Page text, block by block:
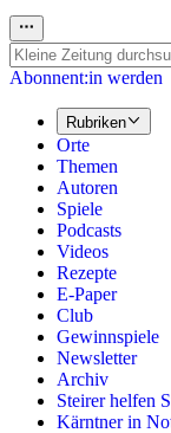
Abonnent:in werden
Rubriken
Orte
Themen
Autoren
Spiele
Podcasts
Videos
Rezepte
E-Paper
Club
Gewinnspiele
Newsletter
Archiv
Steirer helfen
Kärntner in